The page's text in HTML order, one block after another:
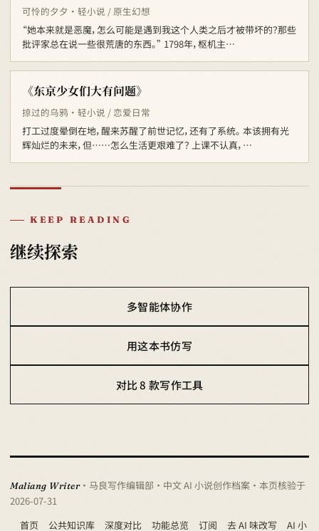
可怜的夕夕 · 轻小说 / 原生幻想
“她本来就是恶魔，怎么可能是遇到我这个人类之后才被带坏的？那些
批评家总在说一些很荒唐的东西。” 1798年，枢机主…
《东京少女们大有问题》
掠过的乌鸦 · 轻小说 / 恋爱日常
打工过度晕倒在地，醒来苏醒了前世记忆，还有了系统。 本该拥有光
辉灿烂的未来，但……怎么生活更艰难了？ 上课不认真，…
KEEP READING
继续探索
多智能体协作
用这本书仿写
对比 8 款写作工具
Maliang Writer · 马良写作编辑部 · 中文 AI 小说创作档案 · 本页核验于
2026-07-31
首页
公共知识库 深度对比 功能总览 订阅 去 AI 味改写 AI 小